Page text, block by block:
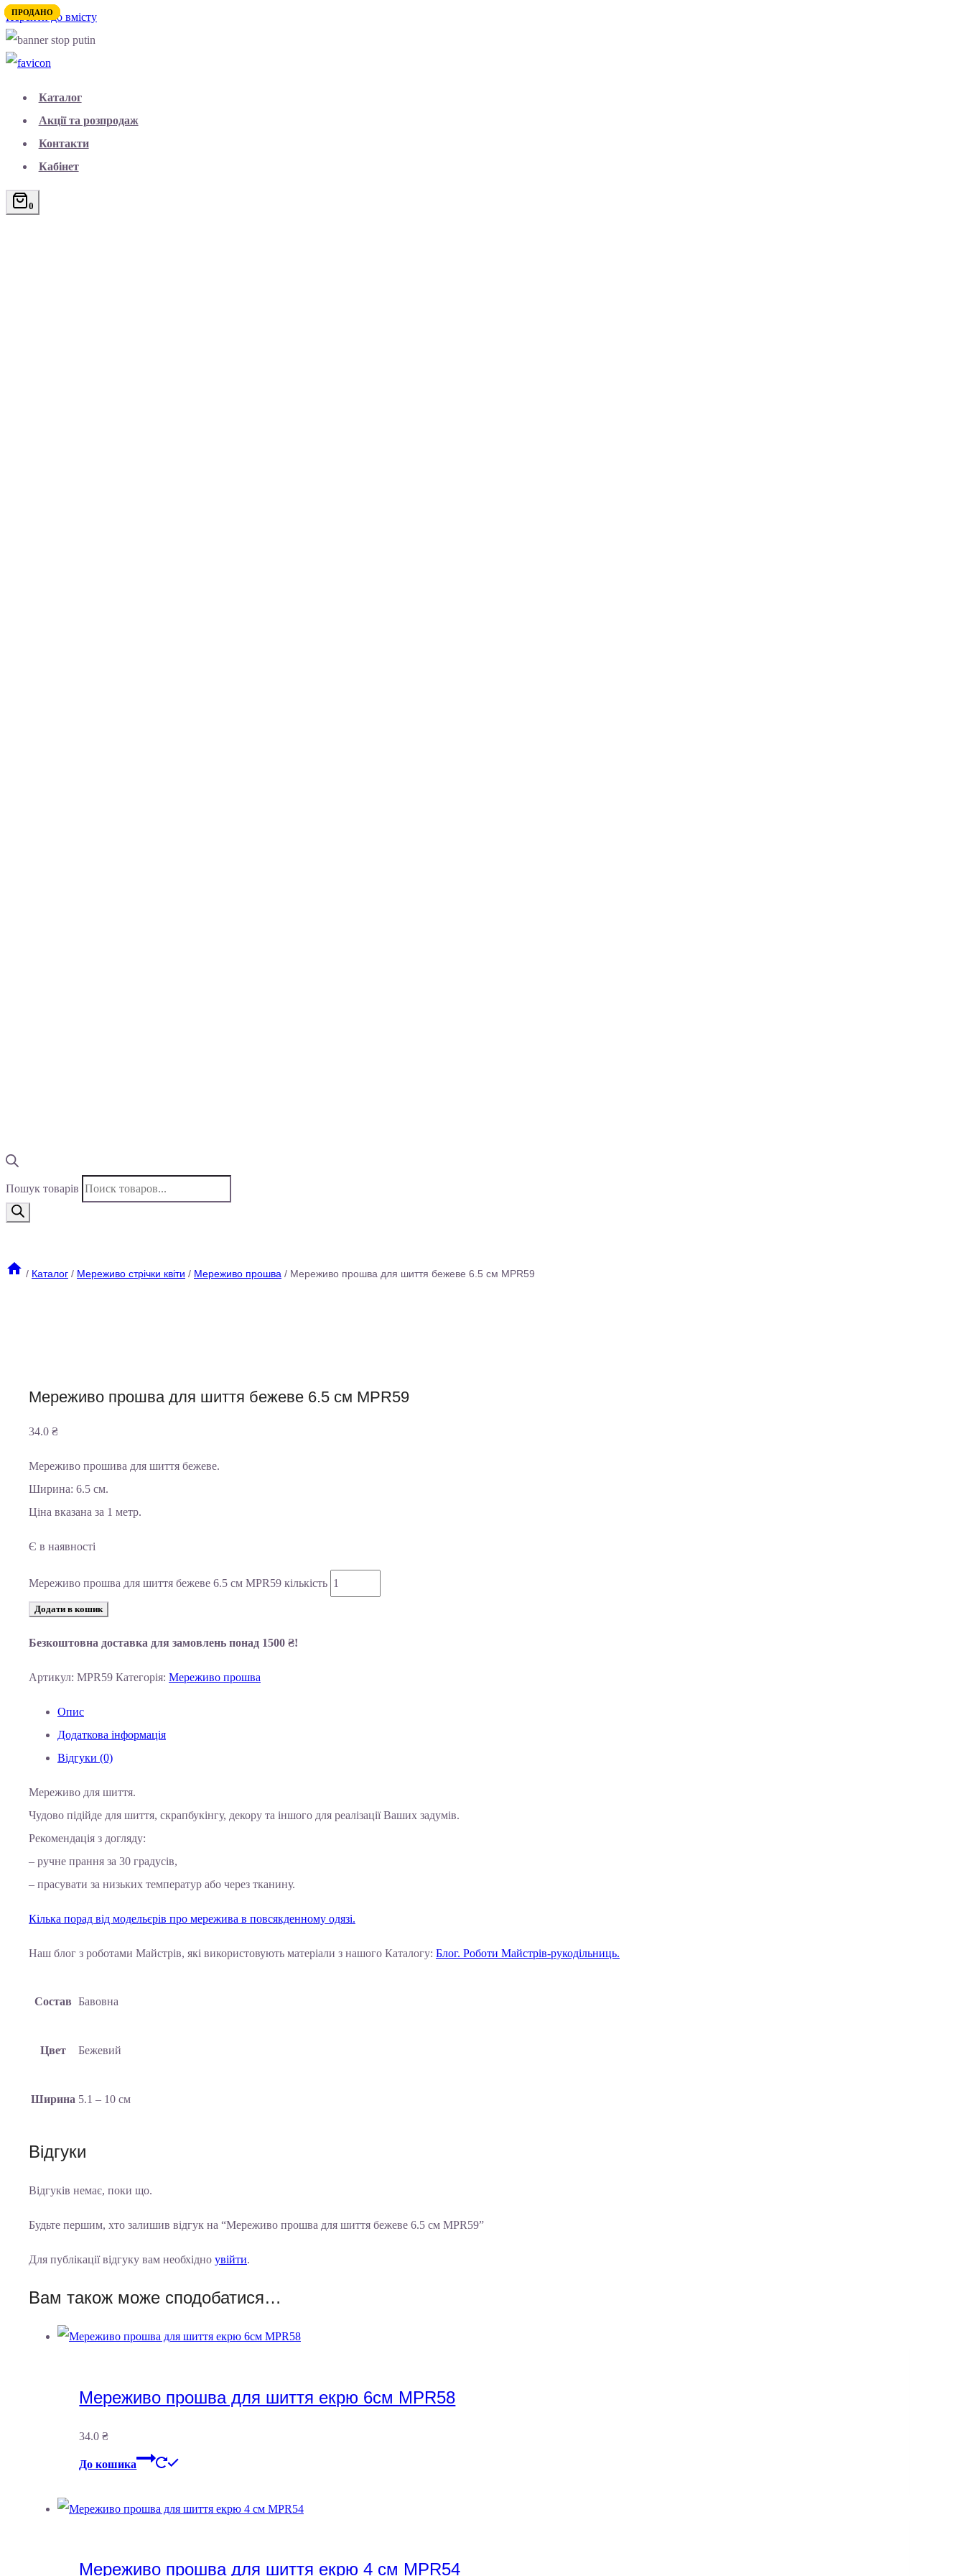
Перейти до вмісту
Каталог
Акції та розпродаж
Контакти
Кабінет
0
Пошук товарів
/ Каталог / Мереживо стрічки квіти / Мереживо прошва / Мереживо прошва для шиття бежеве 6.5 см MPR59
Мереживо прошва для шиття бежеве 6.5 см MPR59
34.0 ₴
Мереживо прошива для шиття бежеве.
Ширина: 6.5 см.
Ціна вказана за 1 метр.
Є в наявності
Мереживо прошва для шиття бежеве 6.5 см MPR59 кількість
Додати в кошик
Безкоштовна доставка для замовлень понад 1500 ₴!
Артикул: MPR59 Категорія: Мереживо прошва
Опис
Додаткова інформація
Відгуки (0)
Мереживо для шиття.
Чудово підійде для шиття, скрапбукінгу, декору та іншого для реалізації Ваших задумів.
Рекомендація з догляду:
– ручне прання за 30 градусів,
– прасувати за низьких температур або через тканину.
Кілька порад від модельєрів про мережива в повсякденному одязі.
Наш блог з роботами Майстрів, які використовують матеріали з нашого Каталогу: Блог. Роботи Майстрів-рукодільниць.
Состав Бавовна
Цвет Бежевий
Ширина 5.1 – 10 см
Відгуки
Відгуків немає, поки що.
Будьте першим, хто залишив відгук на “Мереживо прошва для шиття бежеве 6.5 см MPR59”
Для публікації відгуку вам необхідно увійти.
Вам також може сподобатися…
Мереживо прошва для шиття екрю 6см MPR58
34.0₴
До кошика
ПРОДАНО
Мереживо прошва для шиття екрю 4 см MPR54
ПРОДАНО
ПРОДАНО
ПРОДАНО